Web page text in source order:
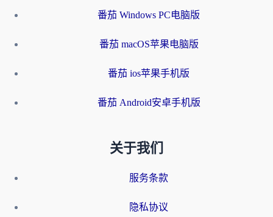
番茄 Windows PC电脑版
番茄 macOS苹果电脑版
番茄 ios苹果手机版
番茄 Android安卓手机版
关于我们
服务条款
隐私协议